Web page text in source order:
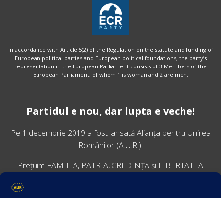
In accordance with Article 5(2) of the Regulation on the statute and funding of
European political parties and European political foundations, the party’s
representation in the European Parliament consists of 3 Members of the
European Parliament, of whom 1 is woman and 2 are men.
Partidul e nou, dar lupta e veche!
Pe 1 decembrie 2019 a fost lansatăAlianța pentru Unirea
Românilor (A.U.R.).
Prețuim FAMILIA, PATRIA, CREDINȚA și LIBERTATEA